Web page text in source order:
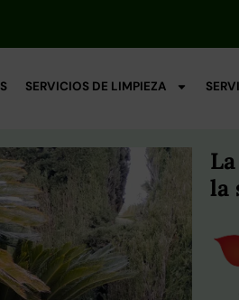
SERVICIOS DE LIMPIEZA
la